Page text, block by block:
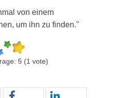
von einem
um ihn zu finden."
5 (1 vote)